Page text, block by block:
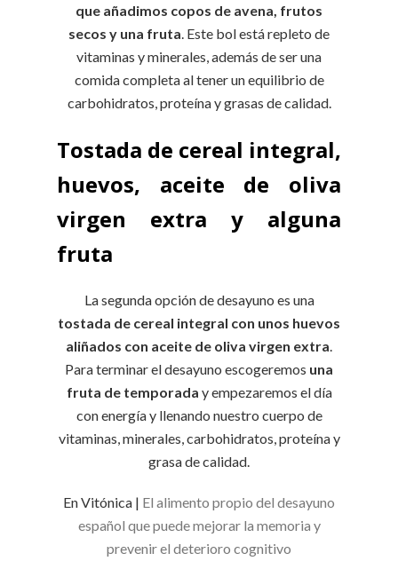
que añadimos copos de avena, frutos
secos y una fruta . Este bol está repleto de
vitaminas y minerales, además de ser una
comida completa al tener un equilibrio de
carbohidratos, proteína y grasas de calidad.
Tostada de cereal integral,
huevos, aceite de oliva
virgen extra y alguna
fruta
La segunda opción de desayuno es una
tostada de cereal integral con unos huevos
aliñados con aceite de oliva virgen extra
Para terminar el desayuno escogeremos una
fruta de temporada y empezaremos el día
con energía y llenando nuestro cuerpo de
vitaminas, minerales, carbohidratos, proteína y
grasa de calidad.
En Vitónica | El alimento propio del desayuno
español que puede mejorar la memoria y
prevenir el deterioro cognitivo